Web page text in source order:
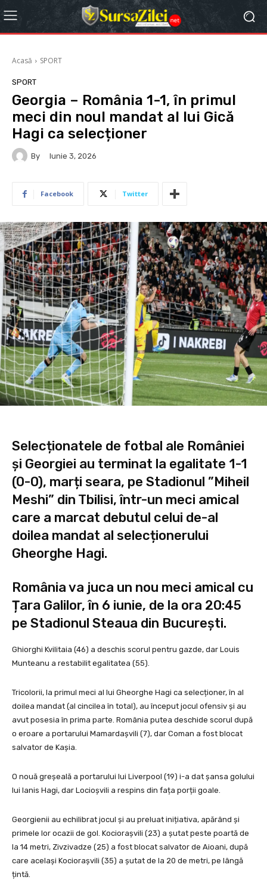
Acasă SPORT
SPORT
Georgia – România 1-1, în primul
meci din noul mandat al lui Gică
Hagi ca selecționer
By Iunie 3, 2026
Facebook Twitter
Selecționatele de fotbal ale României
și Georgiei au terminat la egalitate 1-1
(0-0), marți seara, pe Stadionul ”Miheil
Meshi” din Tbilisi, într-un meci amical
care a marcat debutul celui de-al
doilea mandat al selecționerului
Gheorghe Hagi.
România va juca un nou meci amical cu
Țara Galilor, în 6 iunie, de la ora 20:45
pe Stadionul Steaua din București.
Ghiorghi Kvilitaia (46) a deschis scorul pentru gazde, dar Louis
Munteanu a restabilit egalitatea (55).
Tricolorii, la primul meci al lui Gheorghe Hagi ca selecționer, în al
doilea mandat (al cincilea în total), au început jocul ofensiv și au
avut posesia în prima parte. România putea deschide scorul după
o eroare a portarului Mamardașvili (7), dar Coman a fost blocat
salvator de Kașia.
O nouă greșeală a portarului lui Liverpool (19) i-a dat șansa golului
lui Ianis Hagi, dar Locioșvili a respins din fața porții goale.
Georgienii au echilibrat jocul și au preluat inițiativa, apărând și
primele lor ocazii de gol. Kociorașvili (23) a șutat peste poartă de
la 14 metri, Zivzivadze (25) a fost blocat salvator de Aioani, după
care același Kociorașvili (35) a șutat de la 20 de metri, pe lângă
țintă.